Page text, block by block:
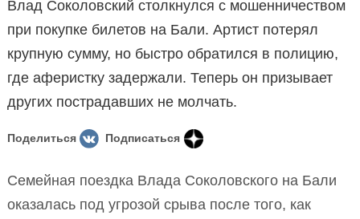
Влад Соколовский столкнулся с мошенничеством
при покупке билетов на Бали. Артист потерял
крупную сумму, но быстро обратился в полицию,
где аферистку задержали. Теперь он призывает
других пострадавших не молчать.
Поделиться Подписаться
Семейная поездка Влада Соколовского на Бали
оказалась под угрозой срыва после того, как